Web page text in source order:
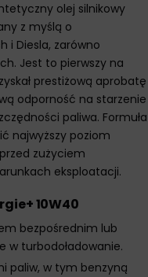
olej silnikowy
z myślą o
i Diesla, zarówno
Jest to pierwszy na
prestiżową aprobatę
odporność na starzenie
paliwa. Formuła
najwyższy poziom
zużyciem
eksploatacji.
10W40
bezpośrednim lub
w turbodoładowanie.
paliw, w tym benzyną